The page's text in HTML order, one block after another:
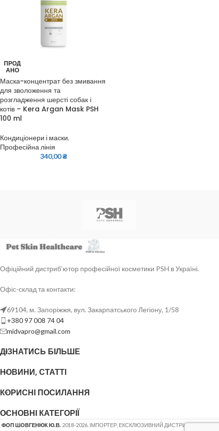
ПРОД
АНО
Маска-концентрат без змивання
для зволоження та
розгладження шерсті собак і
котів – Kera Argan Mask PSH
100 ml
Кондиціонери і маски,
Професійна лінія
340,00₴
Офіційний дистриб’ютор професійної косметики PSH в Україні.
Офіс-склад та контакти:
69104, м. Запоріжжя, вул. Закарпатського Легіону, 1/58
+380 97 008 74 04
midvapro@gmail.com
ДІЗНАТИСЬ БІЛЬШЕ
НОВИНИ, СТАТТІ
КОРИСНІ ПОСИЛАННЯ
ОСНОВНІ КАТЕГОРІЇ
ФОП ШОВГЕНЮК Ю.В. 2018-2026. ІМПОРТЕР, ЕКСКЛЮЗИВНИЙ ДИСТРИБ'ЮТОРPSH